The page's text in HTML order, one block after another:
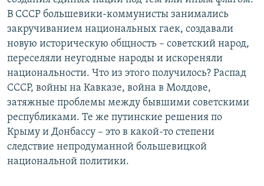
В СССР большевики-коммунисты занимались
закручиванием национальных гаек, создавали
новую историческую общность – советский народ,
переселяли неугодные народы и искореняли
национальности. Что из этого получилось? Распад
СССР, войны на Кавказе, война в Молдове,
затяжные проблемы между бывшими советскими
республиками. Те же путинские решения по
Крыму и Донбассу – это в какой-то степени
следствие непродуманной большевицкой
национальной политики.